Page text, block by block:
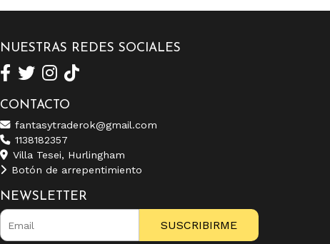
NUESTRAS REDES SOCIALES
CONTACTO
fantasytraderok@gmail.com
1138182357
Villa Tesei, Hurlingham
Botón de arrepentimiento
NEWSLETTER
SUSCRIBIRME